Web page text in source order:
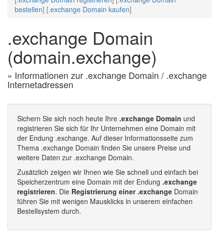
bestellen] [.exchange Domain kaufen]
.exchange Domain
(domain.exchange)
» Informationen zur .exchange Domain / .exchange
Internetadressen
Sichern Sie sich noch heute Ihre .exchange Domain und
registrieren Sie sich für Ihr Unternehmen eine Domain mit
der Endung .exchange. Auf dieser Informationsseite zum
Thema .exchange Domain finden Sie unsere Preise und
weitere Daten zur .exchange Domain.
Zusätzlich zeigen wir Ihnen wie Sie schnell und einfach bei
Speicherzentrum eine Domain mit der Endung .exchange
registrieren. Die Registrierung einer .exchange Domain
führen Sie mit wenigen Mausklicks in unserem einfachen
Bestellsystem durch.